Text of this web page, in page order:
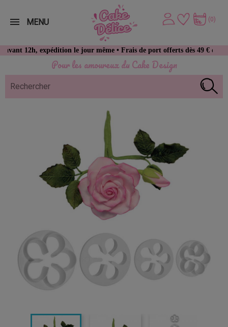
Pour les amoureux du Cake Design
expédition le jour même • Frais de port offerts dès 49 € d’achat
(0)
MENU